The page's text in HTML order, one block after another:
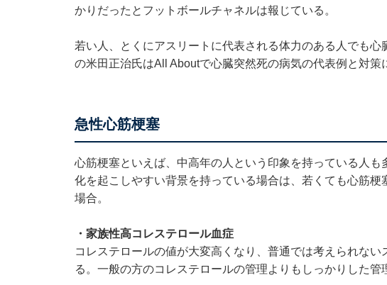
かりだったとフットボールチャネルは報じている。
若い人、とくにアスリートに代表される体力のある人でも
の米田正治氏はAll Aboutで心臓突然死の病気の代表例と対策
急性心筋梗塞
心筋梗塞といえば、中高年の人という印象を持っている人
化を起こしやすい背景を持っている場合は、若くても心筋
場合。
・家族性高コレステロール血症
コレステロールの値が大変高くなり、普通では考えられな
る。一般の方のコレステロールの管理よりもしっかりした管